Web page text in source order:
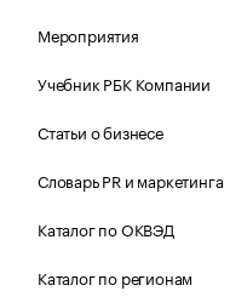
Мероприятия
Учебник РБК Компании
Статьи о бизнесе
Словарь PR и маркетинга
Каталог по ОКВЭД
Каталог по регионам